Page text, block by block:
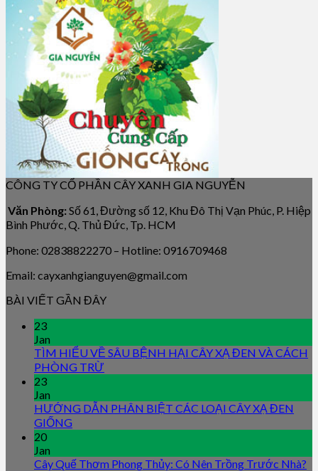
CÔNG TY CỔ PHẦN CÂY XANH GIA NGUYỄN
Văn Phòng: Số 61, Đường số 12, Khu Đô Thị Vạn Phúc, P. Hiệp
Bình Phước, Q. Thủ Đức, Tp. HCM
Phone: 02838822270 – Hotline: 0916709468
Email: cayxanhgianguyen@gmail.com
BÀI VIẾT GẦN ĐÂY
23
Jan
TÌM HIỂU VỀ SÂU BỆNH HẠI CÂY XẠ ĐEN VÀ CÁCH
PHÒNG TRỪ
23
Jan
HƯỚNG DẪN PHÂN BIỆT CÁC LOẠI CÂY XẠ ĐEN
GIỐNG
20
Jan
Cây Quế Thơm Phong Thủy: Có Nên Trồng Trước Nhà?